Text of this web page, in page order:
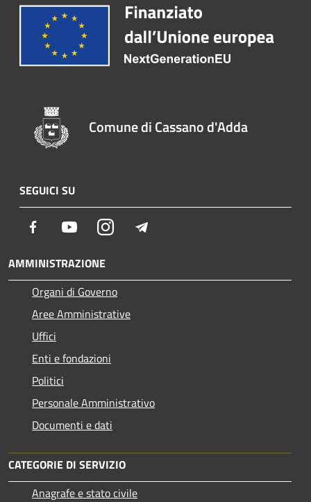
Comune di Cassano d'Adda
SEGUICI SU
Facebook YoutubeInstagram
AMMINISTRAZIONE
Organi di Governo
Aree Amministrative
Uffici
Enti e fondazioni
Politici
Personale Amministrativo
Documenti e dati
CATEGORIE DI SERVIZIO
Anagrafe e stato civile